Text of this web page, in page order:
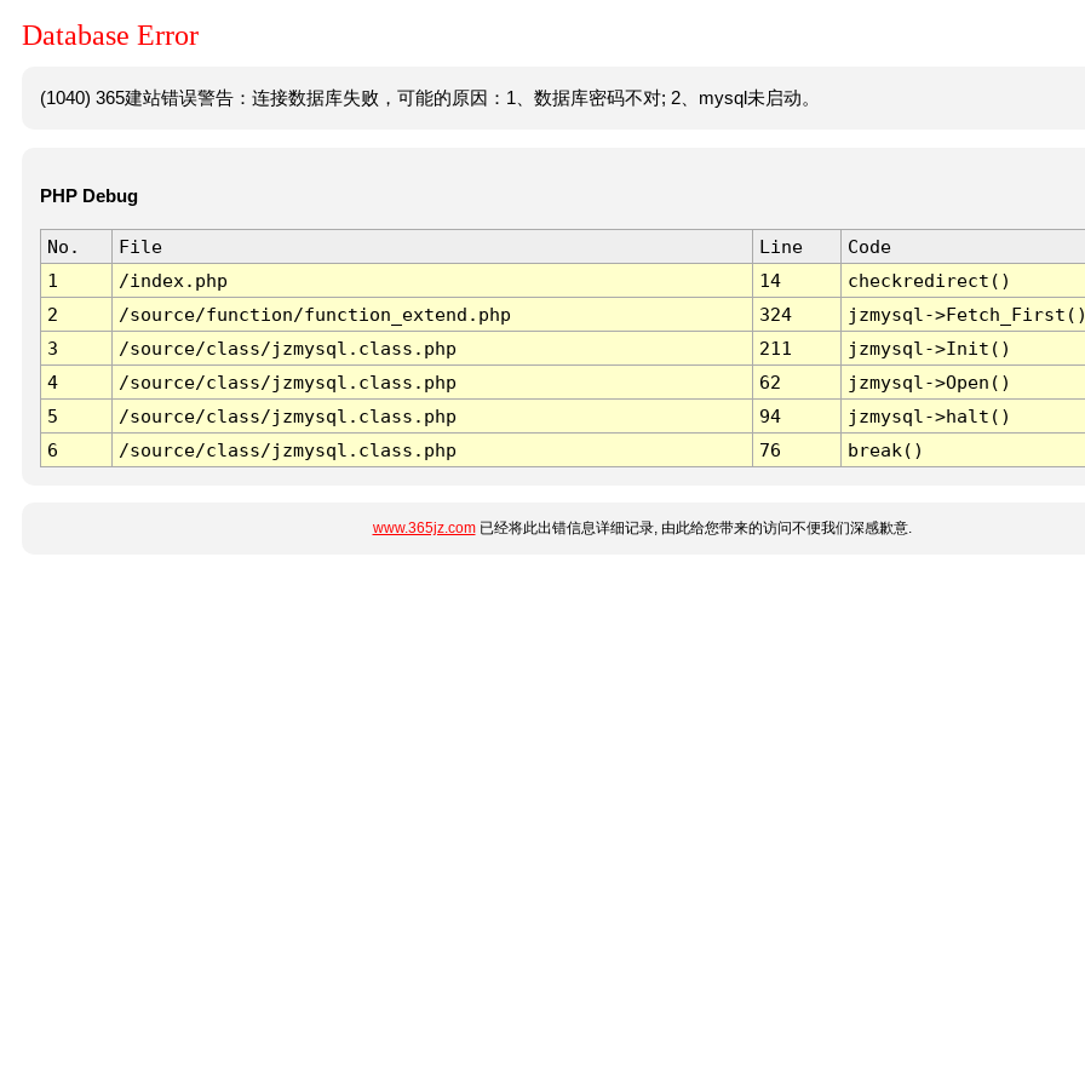
Database Error
(1040) 365建站错误警告：连接数据库失败，可能的原因：1、数据库密码不对; 2、mysql未启动。
PHP Debug
No. File Line
Code
1
/index.php 14
checkredirect()
2
/source/function/function_extend.php 324
jzmysql-
3
/source/class/jzmysql.class.php 211
jzmysql->Init()
4
/source/class/jzmysql.class.php 62
jzmysql->Open()
5
/source/class/jzmysql.class.php 94
jzmysql->halt()
6
/source/class/jzmysql.class.php 76 break()
www.365jz.com已经将此出错信息详细记录, 由此给您带来的访问不便我们深感歉意.